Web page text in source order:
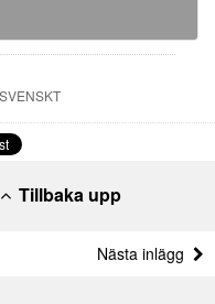
SVENSKT
Tillbaka upp
Nästa inlägg